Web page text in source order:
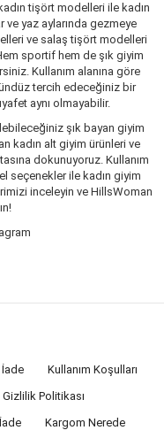
tişört modelleri ile kadın
yaz aylarında gezmeye
ve salaş tişört modelleri
sportif hem de şık giyim
Kullanım alanına göre
tercih edeceğiniz bir
aynı olmayabilir.
şık bayan giyim
kadın alt giyim ürünleri ve
dokunuyoruz. Kullanım
seçenekler ile kadın giyim
inceleyin ve HillsWoman
Kullanım Koşulları
Gizlilik Politikası
Kargom Nerede